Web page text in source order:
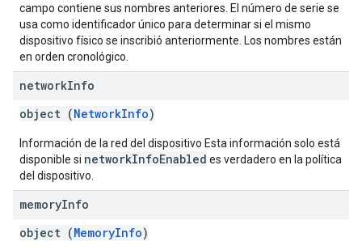
campo contiene sus nombres anteriores. El número de serie se
usa como identificador único para determinar si el mismo
dispositivo físico se inscribió anteriormente. Los nombres están
en orden cronológico.
networkInfo
object (NetworkInfo)
Información de la red del dispositivo Esta información solo está
disponible si networkInfoEnabled es verdadero en la política
del dispositivo.
memoryInfo
object (MemoryInfo)